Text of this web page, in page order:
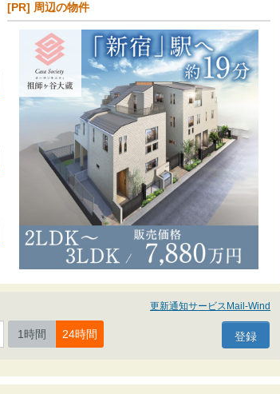
[PR] 周辺の物件
更新通知サービスMail-Wind
1時間 24時間